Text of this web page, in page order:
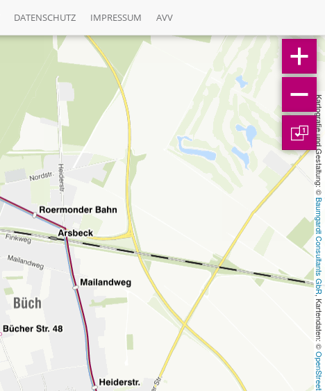
DATENSCHUTZ IMPRESSUM AVV
Kartografie und Gestaltung: ©
Baumgardt Consultants GbR
, Kartendaten: ©
1